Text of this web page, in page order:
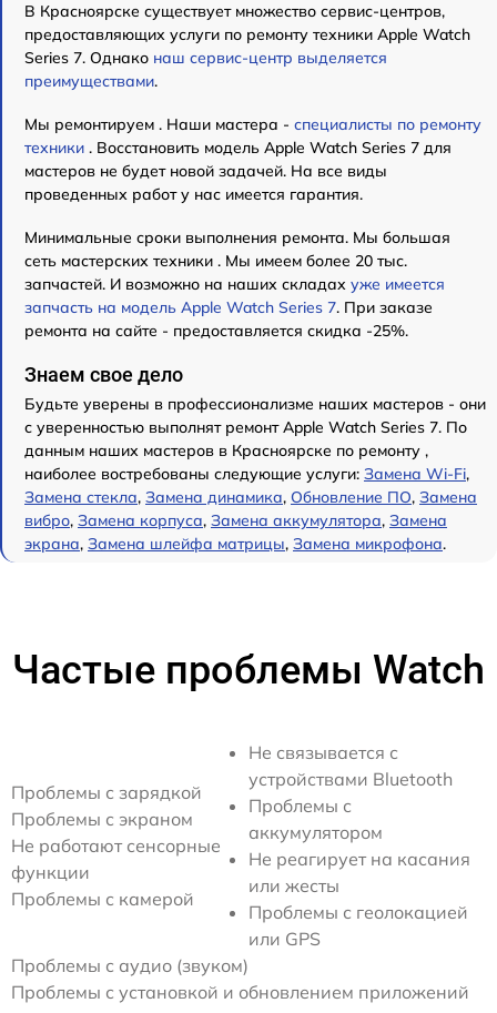
В Красноярске существует множество сервис-центров,
предоставляющих услуги по ремонту техники Apple Watch
Series 7. Однако наш сервис-центр выделяется
преимуществами.
Мы ремонтируем . Наши мастера - специалисты по ремонту
техники . Восстановить модель Apple Watch Series 7 для
мастеров не будет новой задачей. На все виды
проведенных работ у нас имеется гарантия.
Минимальные сроки выполнения ремонта. Мы большая
сеть мастерских техники . Мы имеем более 20 тыс.
запчастей. И возможно на наших складах уже имеется
запчасть на модель Apple Watch Series 7. При заказе
ремонта на сайте - предоставляется скидка -25%.
Знаем свое дело
Будьте уверены в профессионализме наших мастеров - они
с уверенностью выполнят ремонт Apple Watch Series 7. По
данным наших мастеров в Красноярске по ремонту ,
наиболее востребованы следующие услуги: Замена Wi-Fi,
Замена стекла, Замена динамика, Обновление ПО, Замена
вибро, Замена корпуса, Замена аккумулятора, Замена
экрана, Замена шлейфа матрицы, Замена микрофона.
Частые проблемы Watch
Проблемы с зарядкой
Проблемы с экраном
Не работают сенсорные
функции
Проблемы с камерой
Не связывается с
устройствами Bluetooth
Проблемы с
аккумулятором
Не реагирует на касания
или жесты
Проблемы с геолокацией
или GPS
Проблемы с аудио (звуком)
Проблемы с установкой и обновлением приложений